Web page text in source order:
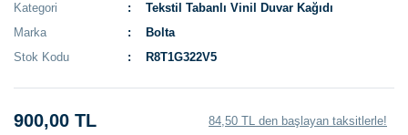
Kategori
Tekstil Tabanlı Vinil Duvar Kağıdı
Marka
Bolta
Stok Kodu
R8T1G322V5
900,00 TL 84,50 TL den başlayan taksitlerle!